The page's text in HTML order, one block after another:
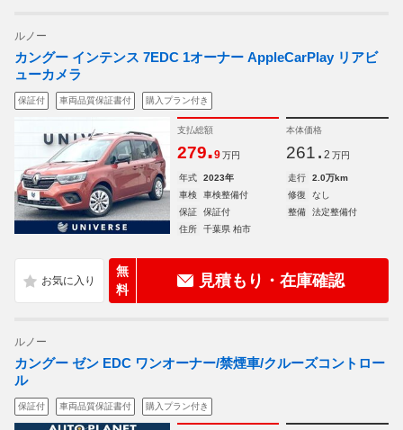
ルノー
カングー インテンス 7EDC 1オーナー AppleCarPlay リアビ
ューカメラ
保証付 車両品質保証書付 購入プラン付き
支払総額
279.9 万円
本体価格
261. 2 万円
年式 2023年 走行
2.0万km
車検
車検整備付 修復
なし
保証
保証付 整備
法定整備付
住所
千葉県 柏市
無
料
見積もり・在庫確認
ルノー
カングー ゼン EDC ワンオーナー/禁煙車/クルーズコントロー
ル
保証付 車両品質保証書付 購入プラン付き